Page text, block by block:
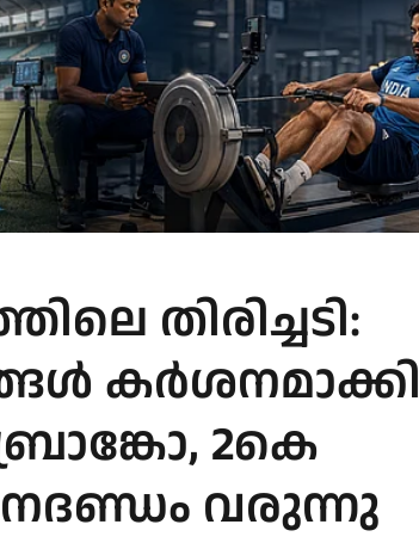
തിരിച്ചടി:
കർശനമാക്കി
2കെ
വരുന്നു